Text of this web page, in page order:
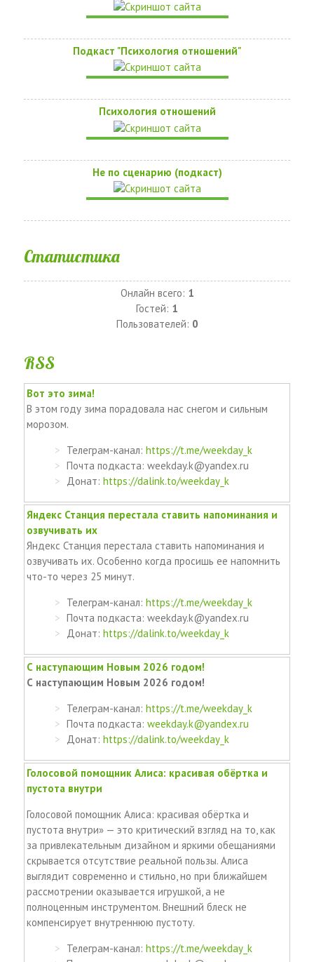
Подкаст "Психология отношений"
Психология отношений
Не по сценарию (подкаст)
Статистика
Онлайн всего: 1
Гостей: 1
Пользователей: 0
RSS
Вот это зима!
В этом году зима порадовала нас снегом и сильным
морозом.
Телеграм-канал: https://t.me/weekday_k
Почта подкаста: weekday.k@yandex.ru
Донат: https://dalink.to/weekday_k
Яндекс Станция перестала ставить напоминания и
озвучивать их
Яндекс Станция перестала ставить напоминания и
озвучивать их. Особенно когда просишь ее напомнить
что-то через 25 минут.
Телеграм-канал: https://t.me/weekday_k
Почта подкаста: weekday.k@yandex.ru
Донат: https://dalink.to/weekday_k
С наступающим Новым 2026 годом!
С наступающим Новым 2026 годом!
Телеграм-канал: https://t.me/weekday_k
Почта подкаста: weekday.k@yandex.ru
Донат: https://dalink.to/weekday_k
Голосовой помощник Алиса: красивая обёртка и
пустота внутри
Голосовой помощник Алиса: красивая обёртка и
пустота внутри» — это критический взгляд на то, как
за привлекательным дизайном и яркими обещаниями
скрывается отсутствие реальной пользы. Алиса
выглядит современно и стильно, но при ближайшем
рассмотрении оказывается игрушкой, а не
полноценным инструментом. Внешний блеск не
компенсирует внутреннюю пустоту.
Телеграм-канал: https://t.me/weekday_k